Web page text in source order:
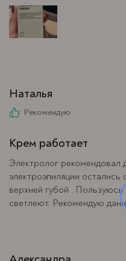
Наталья
Рекомендую
Крем работает
Электролог рекомендовал
электроэпиляции
верхней губой .
светлеют. Рекомендую